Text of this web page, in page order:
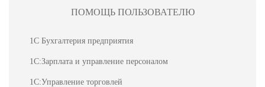
ПОМОЩЬ ПОЛЬЗОВАТЕЛЮ
1С Бухгалтерия предприятия
1С:Зарплата и управление персоналом
1С:Управление торговлей